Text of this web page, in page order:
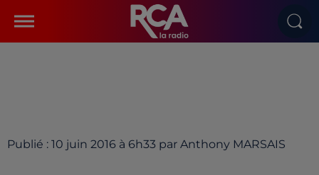
Publié : 10 juin 2016 à 6h33 par Anthony MARSAIS